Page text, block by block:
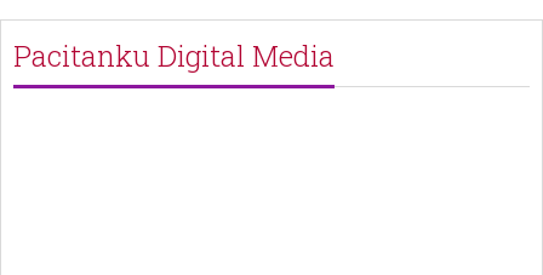
Pacitanku Digital Media